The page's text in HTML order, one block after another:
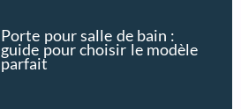
Porte pour salle de bain :
guide pour choisir le modèle
parfait